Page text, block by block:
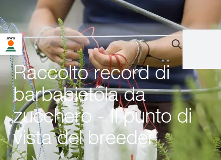
Raccolto record di
barbabietola da
zucchero - Il punto di
vista del breeder